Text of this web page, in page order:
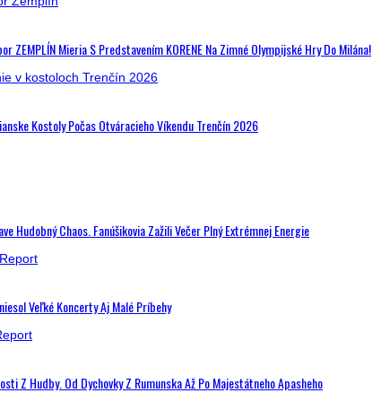
ZEMPLÍN Mieria S Predstavením KORENE Na Zimné Olympijské Hry Do Milána!
Kostoly Počas Otváracieho Víkendu Trenčín 2026
Hudobný Chaos. Fanúšikovia Zažili Večer Plný Extrémnej Energie
Veľké Koncerty Aj Malé Príbehy
Z Hudby. Od Dychovky Z Rumunska Až Po Majestátneho Apasheho